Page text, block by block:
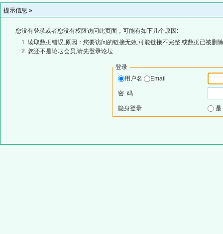
提示信息 »
您没有登录或者您没有权限访问此页面，可能有如下几个原因:
读取数据错误,原因：您要访问的链接无效,可能链接不完整,或数据已被删
您还不是论坛会员,请先登录论坛
登录
用户名
Email
密 码
隐身登录